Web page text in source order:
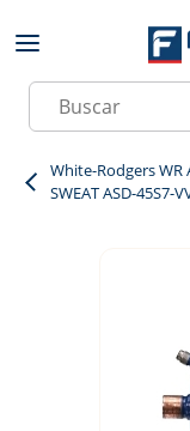
Skip to main
Site Search
White-Rodgers WR
SWEAT ASD-45S7-